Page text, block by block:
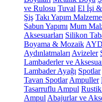
ve Rulosu Tuval El İşi
Şiş Takı Yapım
Sabun Yapımı Mum
Aksesuarları Silikon
Boyama & Mozaik
Aydınlatmaları Avizeler
Lambaderler ve
Lambader Ayağı Spotlar
Tavan Spotlar Ampuller
Tasarruflu Ampul
Ampul Abajurlar ve